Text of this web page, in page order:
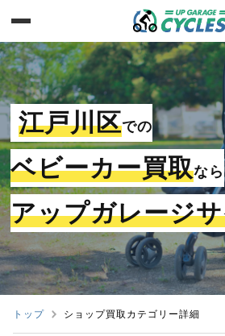
江戸川区での
ベビーカー買取なら
アップガレージ
トップ ショップ買取カテゴリー詳細